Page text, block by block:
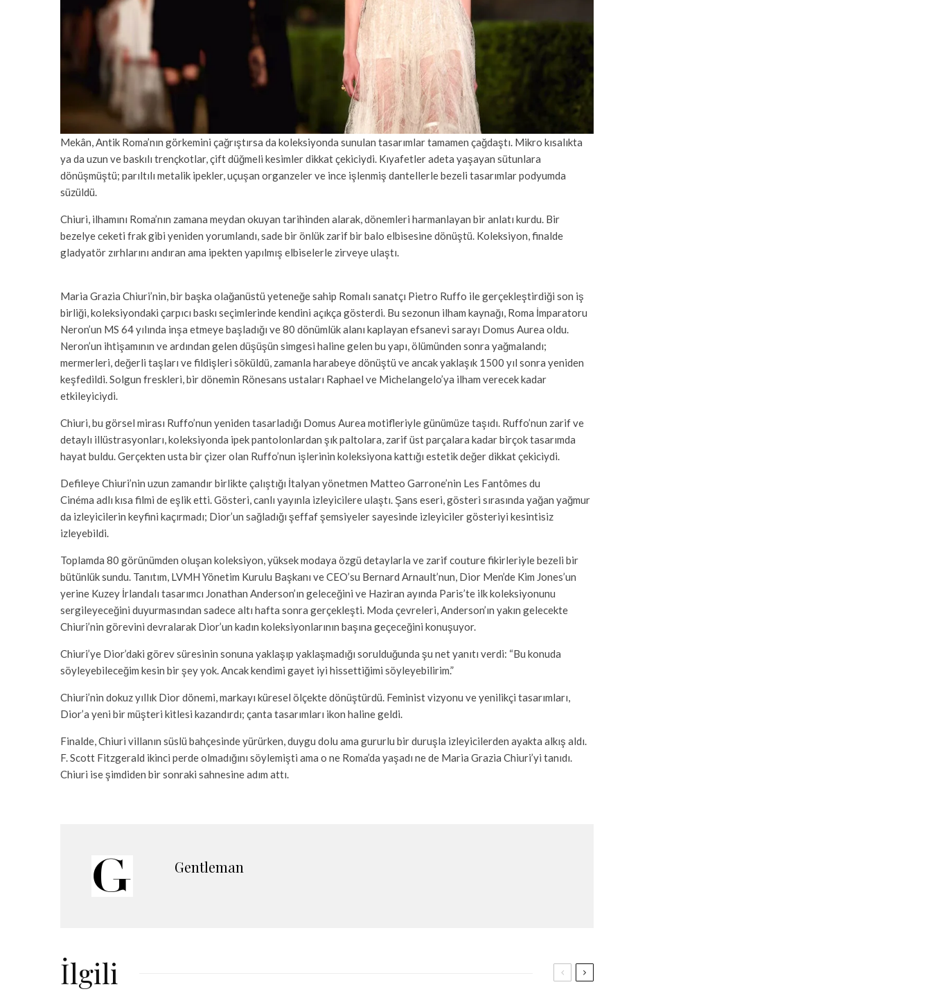
Mekân, Antik Roma’nın görkemini çağrıştırsa da koleksiyonda sunulan tasarımlar tamamen çağdaştı. Mikro kısalıkta
ya da uzun ve baskılı trençkotlar, çift düğmeli kesimler dikkat çekiciydi. Kıyafetler adeta yaşayan sütunlara
dönüşmüştü; parıltılı metalik ipekler, uçuşan organzeler ve ince işlenmiş dantellerle bezeli tasarımlar podyumda
süzüldü.
Chiuri, ilhamını Roma’nın zamana meydan okuyan tarihinden alarak, dönemleri harmanlayan bir anlatı kurdu. Bir
bezelye ceketi frak gibi yeniden yorumlandı, sade bir önlük zarif bir balo elbisesine dönüştü. Koleksiyon, finalde
gladyatör zırhlarını andıran ama ipekten yapılmış elbiselerle zirveye ulaştı.
Maria Grazia Chiuri’nin, bir başka olağanüstü yeteneğe sahip Romalı sanatçı Pietro Ruffo ile gerçekleştirdiği son iş
birliği, koleksiyondaki çarpıcı baskı seçimlerinde kendini açıkça gösterdi. Bu sezonun ilham kaynağı, Roma İmparatoru
Neron’un MS 64 yılında inşa etmeye başladığı ve 80 dönümlük alanı kaplayan efsanevi sarayı Domus Aurea oldu.
Neron’un ihtişamının ve ardından gelen düşüşün simgesi haline gelen bu yapı, ölümünden sonra yağmalandı;
mermerleri, değerli taşları ve fildişleri söküldü, zamanla harabeye dönüştü ve ancak yaklaşık 1500 yıl sonra yeniden
keşfedildi. Solgun freskleri, bir dönemin Rönesans ustaları Raphael ve Michelangelo’ya ilham verecek kadar
etkileyiciydi.
Chiuri, bu görsel mirası Ruffo’nun yeniden tasarladığı Domus Aurea motifleriyle günümüze taşıdı. Ruffo’nun zarif ve
detaylı illüstrasyonları, koleksiyonda ipek pantolonlardan şık paltolara, zarif üst parçalara kadar birçok tasarımda
hayat buldu. Gerçekten usta bir çizer olan Ruffo’nun işlerinin koleksiyona kattığı estetik değer dikkat çekiciydi.
Defileye Chiuri’nin uzun zamandır birlikte çalıştığı İtalyan yönetmen Matteo Garrone’nin Les Fantômes du
Cinéma adlı kısa filmi de eşlik etti. Gösteri, canlı yayınla izleyicilere ulaştı. Şans eseri, gösteri sırasında yağan yağmur
da izleyicilerin keyfini kaçırmadı; Dior’un sağladığı şeffaf şemsiyeler sayesinde izleyiciler gösteriyi kesintisiz
izleyebildi.
Toplamda 80 görünümden oluşan koleksiyon, yüksek modaya özgü detaylarla ve zarif couture fikirleriyle bezeli bir
bütünlük sundu. Tanıtım, LVMH Yönetim Kurulu Başkanı ve CEO’su Bernard Arnault’nun, Dior Men’de Kim Jones’un
yerine Kuzey İrlandalı tasarımcı Jonathan Anderson’ın geleceğini ve Haziran ayında Paris’te ilk koleksiyonunu
sergileyeceğini duyurmasından sadece altı hafta sonra gerçekleşti. Moda çevreleri, Anderson’ın yakın gelecekte
Chiuri’nin görevini devralarak Dior’un kadın koleksiyonlarının başına geçeceğini konuşuyor.
Chiuri’ye Dior’daki görev süresinin sonuna yaklaşıp yaklaşmadığı sorulduğunda şu net yanıtı verdi: “Bu konuda
söyleyebileceğim kesin bir şey yok. Ancak kendimi gayet iyi hissettiğimi söyleyebilirim.”
Chiuri’nin dokuz yıllık Dior dönemi, markayı küresel ölçekte dönüştürdü. Feminist vizyonu ve yenilikçi tasarımları,
Dior’a yeni bir müşteri kitlesi kazandırdı; çanta tasarımları ikon haline geldi.
Finalde, Chiuri villanın süslü bahçesinde yürürken, duygu dolu ama gururlu bir duruşla izleyicilerden ayakta alkış aldı.
F. Scott Fitzgerald ikinci perde olmadığını söylemişti ama o ne Roma’da yaşadı ne de Maria Grazia Chiuri’yi tanıdı.
Chiuri ise şimdiden bir sonraki sahnesine adım attı.
Gentleman
İlgili